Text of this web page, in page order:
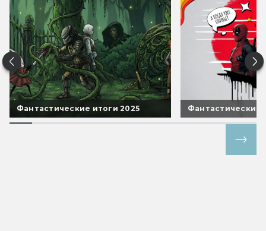
Фантастические итоги 2025 Фантастические